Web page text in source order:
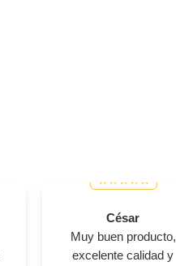
César
Muy buen producto,
excelente calidad y